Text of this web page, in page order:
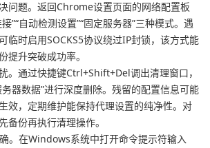
问题。返回Chrome设置页面的网络配置板
”“自动检测设置”“固定服务器”三种模式。遇
临时启用SOCKS5协议绕过IP封锁，该方式能
提升突破成功率。
。通过快捷键Ctrl+Shift+Del调出清理窗口，
器数据”进行深度删除。残留的配置信息可能
效，定期维护能保持代理设置的纯净性。对
备份再执行清理操作。
。在Windows系统中打开命令提示符输入